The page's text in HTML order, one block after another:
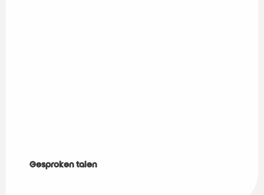
Gesproken talen
Gesproken talen